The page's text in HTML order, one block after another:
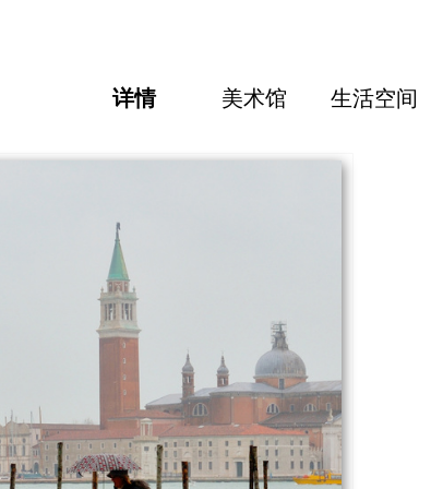
详情 美术馆 生活空间